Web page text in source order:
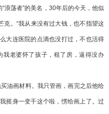
荡者”的美名，30年后的今天，他似
克。“我从来没有过大钱，也不指望这
大连医院的点滴也没打过，不也活得
老婆怀了孩子，租了房，逼得没办
画材料。我只管画，画完之后他给
摇身一变干这个啦，愣给画上了。过